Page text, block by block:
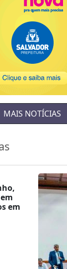
MAIS NOTÍCIAS
em